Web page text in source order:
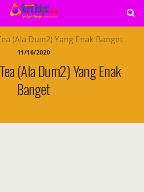
11/16/2020
(Ala Dum2) Yang Enak
Banget